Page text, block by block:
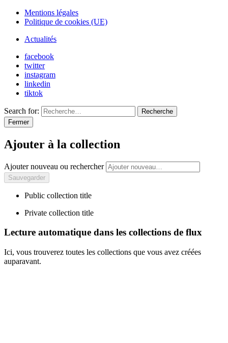
Mentions légales
Politique de cookies (UE)
Actualités
facebook
twitter
instagram
linkedin
tiktok
Search for:
Recherche
Fermer
Ajouter à la collection
Ajouter nouveau ou rechercher
Public collection title
Private collection title
Lecture automatique dans les collections de flux
Ici, vous trouverez toutes les collections que vous avez créées
auparavant.